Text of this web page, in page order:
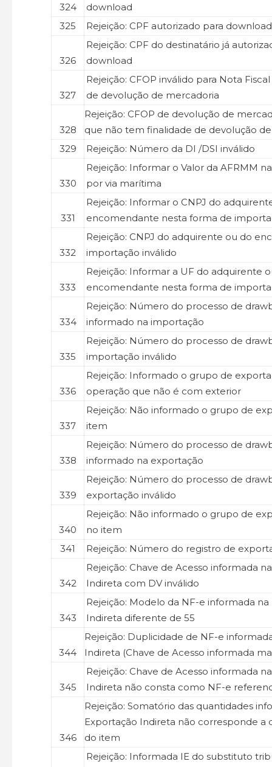
324
download
325
Rejeição: CPF autorizado para
326
Rejeição: CPF do destinatário já
download
327
Rejeição: CFOP inválido para Nota
de devolução de mercadoria
328
Rejeição: CFOP de devolução de
que não tem finalidade de devolução
329
Rejeição: Número da DI /DSI inválido
330
Rejeição: Informar o Valor da AFRMM
por via marítima
331
Rejeição: Informar o CNPJ do
encomendante nesta forma de
332
Rejeição: CNPJ do adquirente ou do
importação inválido
333
Rejeição: Informar a UF do adquirente
encomendante nesta forma de
334
Rejeição: Número do processo de
informado na importação
335
Rejeição: Número do processo de
importação inválido
336
Rejeição: Informado o grupo de
operação que não é com exterior
337
Rejeição: Não informado o grupo de
item
338
Rejeição: Número do processo de
informado na exportação
339
Rejeição: Número do processo de
exportação inválido
340
Rejeição: Não informado o grupo de
no item
341
Rejeição: Número do registro de
342
Rejeição: Chave de Acesso informada
Indireta com DV inválido
343
Rejeição: Modelo da NF-e informada
Indireta diferente de 55
344
Rejeição: Duplicidade de NF-e
Indireta (Chave de Acesso informada
345
Rejeição: Chave de Acesso informada
Indireta não consta como NF-e
346
Rejeição: Somatório das quantidades
Exportação Indireta não corresponde a
do item
Rejeição: Informada IE do substituto